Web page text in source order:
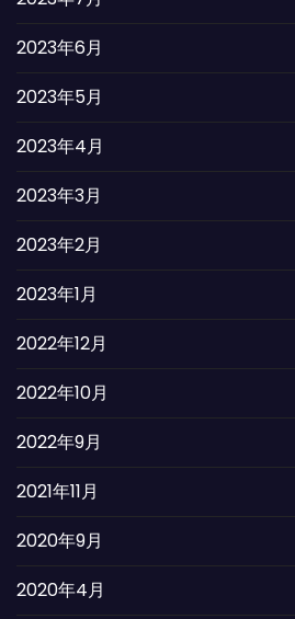
2023年6月
2023年5月
2023年4月
2023年3月
2023年2月
2023年1月
2022年12月
2022年10月
2022年9月
2021年11月
2020年9月
2020年4月